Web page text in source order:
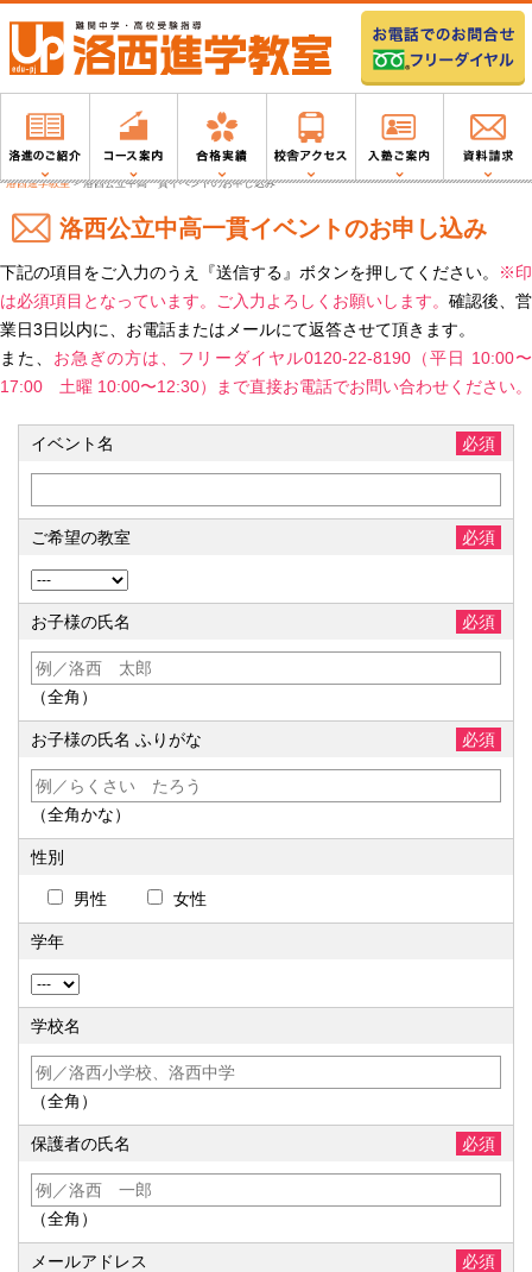
洛西進学教室>洛西公立中高一貫イベントのお申し込み
洛西公立中高一貫イベントのお申し込み
下記の項目をご入力のうえ『送信する』ボタンを押してください。
※印
は必須項目となっています。ご入力よろしくお願いします。 確認後、営
業日3日以内に、お電話またはメールにて返答させて頂きます。
また、 お急ぎの方は、フリーダイヤル0120-22-8190（平日 10:00〜
17:00 土曜 10:00〜12:30）まで直接お電話でお問い合わせください。
イベント名 必須
ご希望の教室 必須
お子様の氏名 必須
（全角）
お子様の氏名 ふりがな 必須
（全角かな）
性別
男性 女性
学年
学校名
（全角）
保護者の氏名 必須
（全角）
メールアドレス 必須